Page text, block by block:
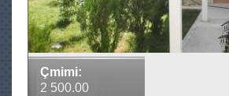
e
k
s
Çmimi:
2 500.00